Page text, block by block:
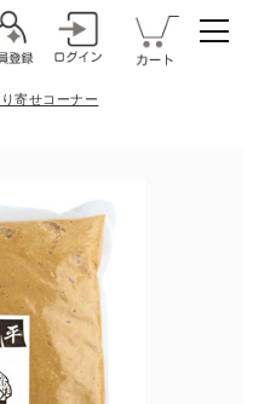
寄せコーナー